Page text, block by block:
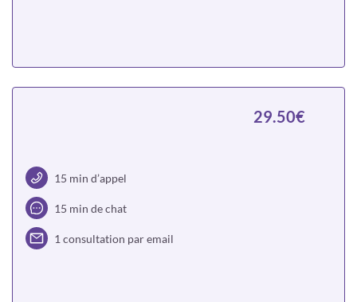
15 min d’appel
15 min de chat
1 consultation par email
29.50€